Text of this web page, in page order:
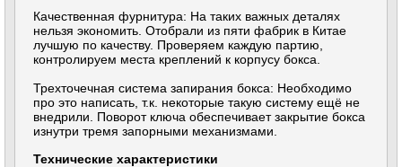
Качественная фурнитура: На таких важных деталях
нельзя экономить. Отобрали из пяти фабрик в Китае
лучшую по качеству. Проверяем каждую партию,
контролируем места креплений к корпусу бокса.
Трехточечная система запирания бокса: Необходимо
про это написать, т.к. некоторые такую систему ещё не
внедрили. Поворот ключа обеспечивает закрытие бокса
изнутри тремя запорными механизмами.
Технические характеристики